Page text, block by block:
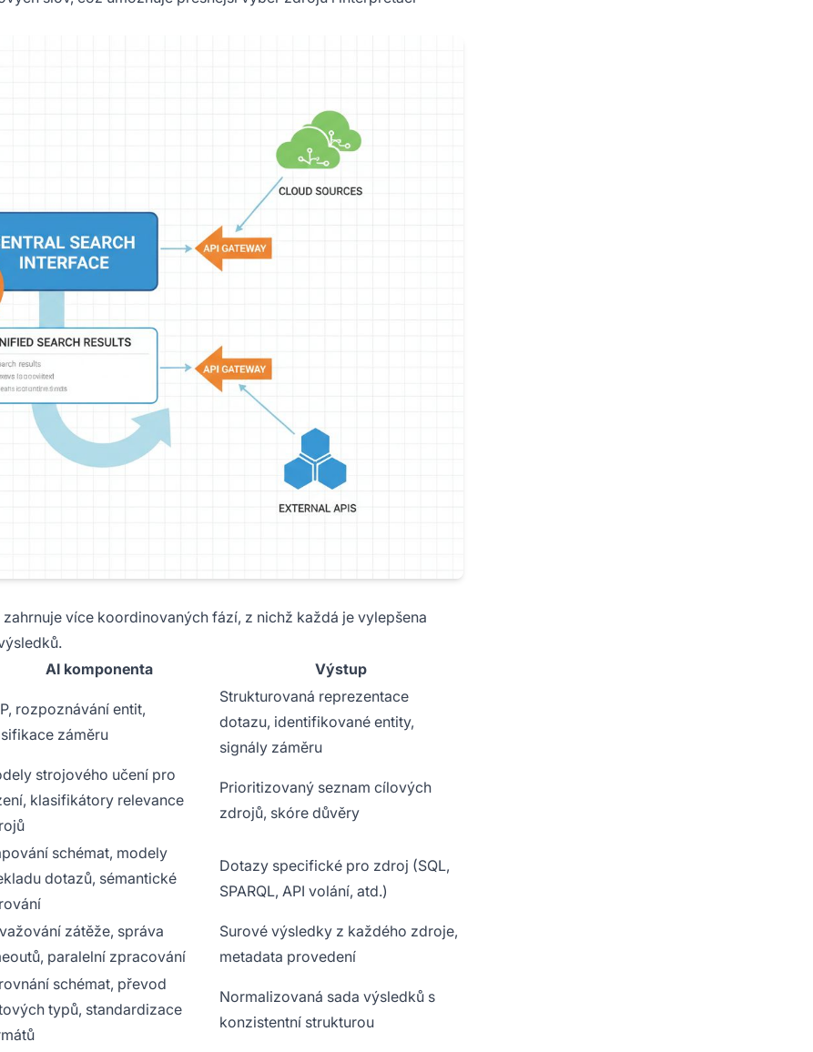
více koordinovaných fází, z nichž každá je vylepšena
AI komponenta Výstup
rozpoznávání entit,
záměru
Strukturovaná reprezentace
dotazu, identifikované entity,
signály záměru
strojového učení pro
klasifikátory relevance
Prioritizovaný seznam cílových
zdrojů, skóre důvěry
schémat, modely
dotazů, sémantické
Dotazy specifické pro zdroj (SQL,
SPARQL, API volání, atd.)
zátěže, správa
paralelní zpracování
Surové výsledky z každého zdroje,
metadata provedení
schémat, převod
typů, standardizace
Normalizovaná sada výsledků s
konzistentní strukturou